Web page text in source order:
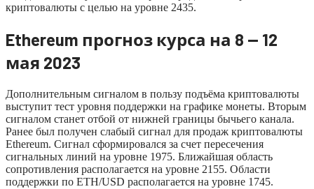
криптовалюты с целью на уровне 2435.
Ethereum прогноз курса на 8 — 12
мая 2023
Дополнительным сигналом в пользу подъёма криптовалюты
выступит тест уровня поддержки на графике монеты. Вторым
сигналом станет отбой от нижней границы бычьего канала.
Ранее был получен слабый сигнал для продаж криптовалюты
Ethereum. Сигнал сформировался за счет пересечения
сигнальных линий на уровне 1975. Ближайшая область
сопротивления располагается на уровне 2155. Области
поддержки по ETH/USD располагается на уровне 1745.